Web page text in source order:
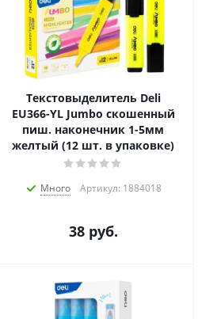
Текстовыделитель Deli
EU366-YL Jumbo скошенный
пиш. наконечник 1-5мм
желтый (12 шт. в упаковке)
Много Артикул: 1884018
38руб.